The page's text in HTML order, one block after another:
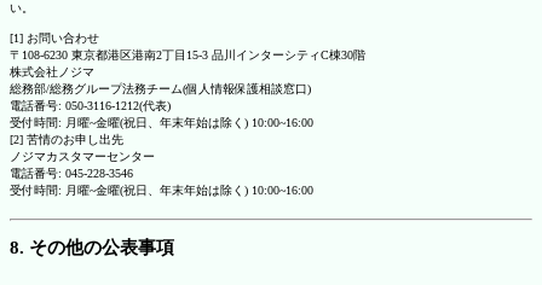
い。
[1] お問い合わせ
〒108-6230 東京都港区港南2丁目15-3 品川インターシティC棟30階
株式会社ノジマ
総務部/総務グループ法務チーム(個人情報保護相談窓口)
電話番号: 050-3116-1212(代表)
受付時間: 月曜~金曜(祝日、年末年始は除く) 10:00~16:00
[2] 苦情のお申し出先
ノジマカスタマーセンター
電話番号: 045-228-3546
受付時間: 月曜~金曜(祝日、年末年始は除く) 10:00~16:00
8. その他の公表事項